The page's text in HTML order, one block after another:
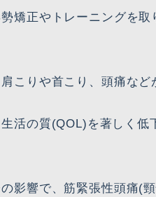
矯正やトレーニングを取
こりや首こり、頭痛など
活の質(QOL)を著しく低
影響で、筋緊張性頭痛(